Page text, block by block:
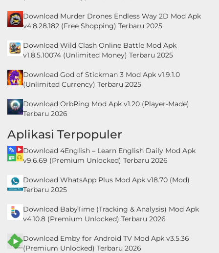
Download Murder Drones Endless Way 2D Mod Apk
v4.8.28.182 (Free Shopping) Terbaru 2025
Download Wild Clash Online Battle Mod Apk
v1.8.5.10074 (Unlimited Money) Terbaru 2025
Download God of Stickman 3 Mod Apk v1.9.1.0
(Unlimited Currency) Terbaru 2025
Download OrbRing Mod Apk v1.20 (Player-Made)
Terbaru 2026
Aplikasi Terpopuler
Download 4English – Learn English Daily Mod Apk
v9.6.69 (Premium Unlocked) Terbaru 2026
Download WhatsApp Plus Mod Apk v18.70 (Mod)
Terbaru 2025
Download BabyTime (Tracking & Analysis) Mod Apk
v4.10.8 (Premium Unlocked) Terbaru 2026
Download Emby for Android TV Mod Apk v3.5.36
(Premium Unlocked) Terbaru 2026